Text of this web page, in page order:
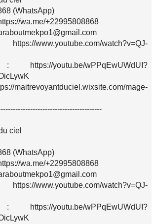
(WhatsApp)
wa.me/+22995808868
www.youtube.com/watch?v=QJ-
https://youtu.be/wPPqEwUWdUI?
maitrevoyantduciel.wixsite.com/mage-
ciel
(WhatsApp)
wa.me/+22995808868
www.youtube.com/watch?v=QJ-
https://youtu.be/wPPqEwUWdUI?